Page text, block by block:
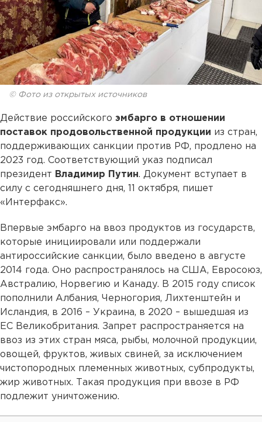
© Фото из открытых источников
Действие российского эмбарго в отношении
поставок продовольственной продукции из стран,
поддерживающих санкции против РФ, продлено на
2023 год. Соответствующий указ подписал
президент Владимир Путин. Документ вступает в
силу с сегодняшнего дня, 11 октября, пишет
«Интерфакс».
Впервые эмбарго на ввоз продуктов из государств,
которые инициировали или поддержали
антироссийские санкции, было введено в августе
2014 года. Оно распространялось на США, Евросоюз,
Австралию, Норвегию и Канаду. В 2015 году список
пополнили Албания, Черногория, Лихтенштейн и
Исландия, в 2016 – Украина, в 2020 – вышедшая из
ЕС Великобритания. Запрет распространяется на
ввоз из этих стран мяса, рыбы, молочной продукции,
овощей, фруктов, живых свиней, за исключением
чистопородных племенных животных, субпродукты,
жир животных. Такая продукция при ввозе в РФ
подлежит уничтожению.